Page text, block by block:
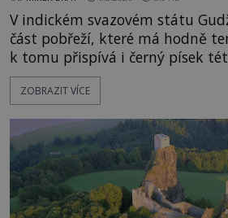
V indickém svazovém státu
část pobřeží, které má hodně
k tomu přispívá i černý písek
pláž takové netypické zbarvení? Nakolik jsou
pravdivé historky, že zde došlo
následovat. Vstupujeme na
Surat. Gu
ZOBRAZIT VÍCE